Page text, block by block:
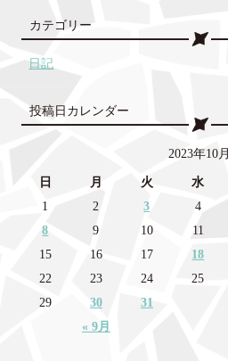
カテゴリー
日記
投稿日カレンダー
2023年10月
日 月 火 水
« 9月
1 2 3 4
8
9 10 11
15
16 17 18
22
23 24 25
29
30 31